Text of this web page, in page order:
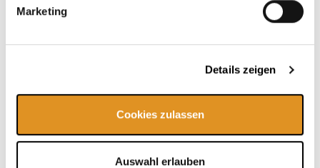
Marketing
Details zeigen
Cookies zulassen
Auswahl erlauben